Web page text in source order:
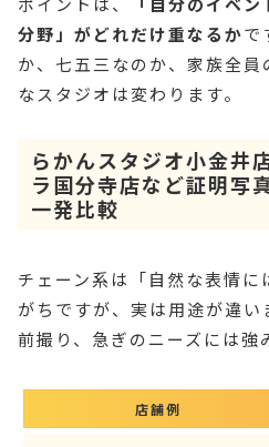
分野」がどれだけ重なるかで
か、七五三なのか、家族全
なスタジオは変わります。
らかんスタジオ小金井
ラ国分寺店など証明写
一発比較
チェーン系は「自然な表情
がちですが、実は用途が違
前撮り、急ぎのニーズには強
店舗例